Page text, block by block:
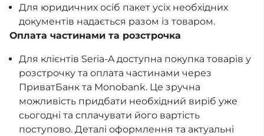
Для юридичних осіб пакет усіх необхідних
документів надається разом із товаром.
Оплата частинами та розстрочка
Для клієнтів Seria-A доступна покупка товарів у
розстрочку та оплата частинами через
ПриватБанк та Monobank. Це зручна
можливість придбати необхідний виріб уже
сьогодні та сплачувати його вартість
поступово. Деталі оформлення та актуальні